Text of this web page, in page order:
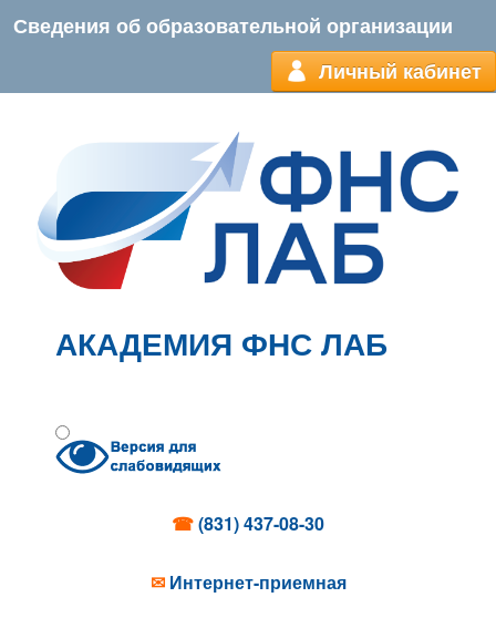
Сведения об образовательной организации
Личный кабинет
АКАДЕМИЯ ФНС ЛАБ
☎(831) 437-08-30
✉ Интернет-приемная